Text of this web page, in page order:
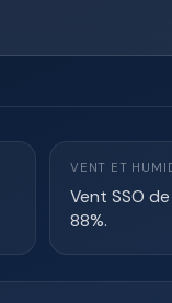
VENT ET
Vent SSO de
88%.